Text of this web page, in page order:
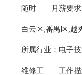
随时 月薪要求
白云区,番禺区,越
所属行业：电子
维修工 工作描